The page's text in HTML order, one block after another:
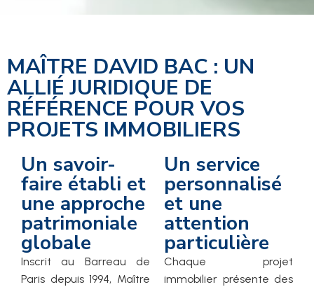
MAÎTRE DAVID BAC : UN
ALLIÉ JURIDIQUE DE
RÉFÉRENCE POUR VOS
PROJETS IMMOBILIERS
Un savoir-
faire établi et
une approche
patrimoniale
globale
Inscrit au Barreau de
Paris depuis 1994, Maître
Un service
personnalisé
et une
attention
particulière
Chaque projet
immobilier présente des